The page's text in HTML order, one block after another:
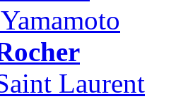
Laurent